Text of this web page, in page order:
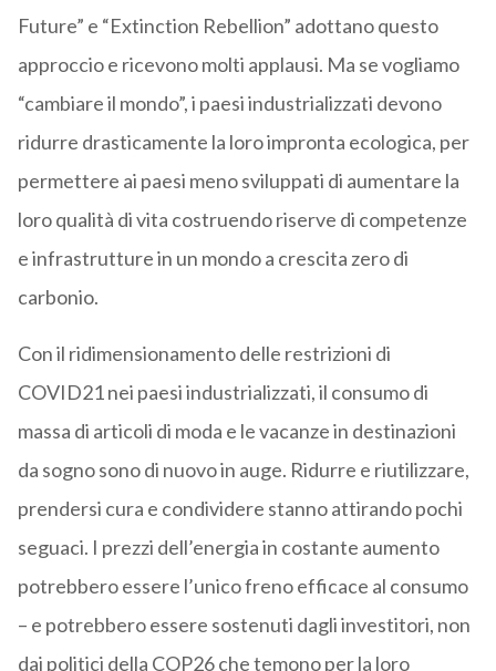
Future” e “Extinction Rebellion” adottano questo
approccio e ricevono molti applausi. Ma se vogliamo
“cambiare il mondo”, i paesi industrializzati devono
ridurre drasticamente la loro impronta ecologica, per
permettere ai paesi meno sviluppati di aumentare la
loro qualità di vita costruendo riserve di competenze
e infrastrutture in un mondo a crescita zero di
carbonio.
Con il ridimensionamento delle restrizioni di
COVID21 nei paesi industrializzati, il consumo di
massa di articoli di moda e le vacanze in destinazioni
da sogno sono di nuovo in auge. Ridurre e riutilizzare,
prendersi cura e condividere stanno attirando pochi
seguaci. I prezzi dell’energia in costante aumento
potrebbero essere l’unico freno efficace al consumo
– e potrebbero essere sostenuti dagli investitori, non
dai politici della COP26 che temono per la loro